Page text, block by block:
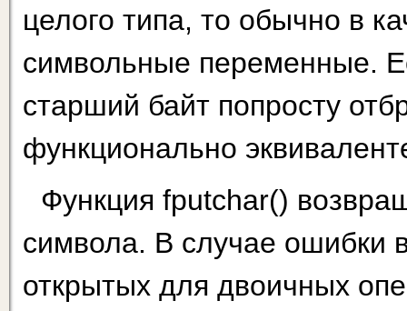
целого типа, то обычно в
символьные переменные.
старший байт попросту
функционально
Функция fputchar()
символа. В случае ошибки
открытых для двоичных